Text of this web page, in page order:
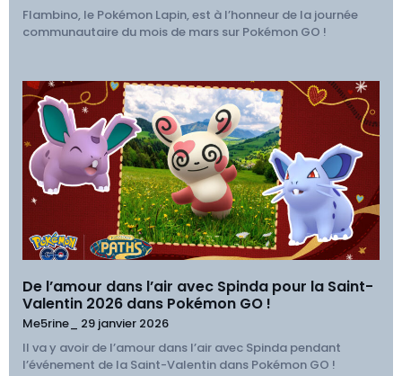
Flambino, le Pokémon Lapin, est à l’honneur de la journée
communautaire du mois de mars sur Pokémon GO !
De l’amour dans l’air avec Spinda pour la Saint-
Valentin 2026 dans Pokémon GO !
Me5rine_ 29 janvier 2026
Il va y avoir de l’amour dans l’air avec Spinda pendant
l’événement de la Saint-Valentin dans Pokémon GO !